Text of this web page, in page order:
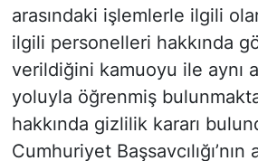
arasındaki işlemlerle ilgili
ilgili personelleri hakkında
verildiğini kamuoyu ile aynı
yoluyla öğrenmiş
hakkında gizlilik kararı
Cumhuriyet Başsavcılığı’nın